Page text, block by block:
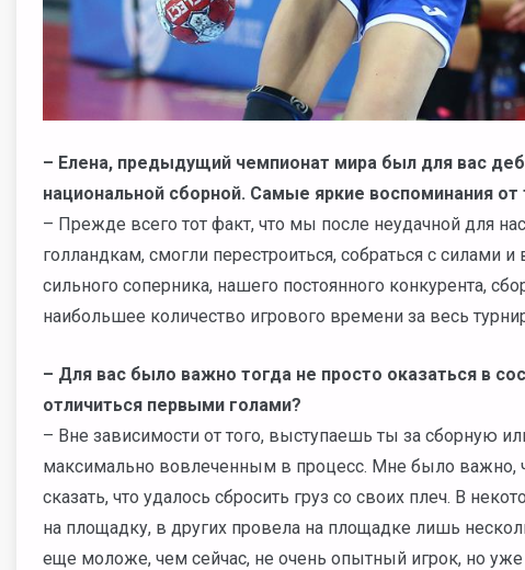
– Елена, предыдущий чемпионат мира был для вас
национальной сборной. Самые яркие воспоминания от
– Прежде всего тот факт, что мы после неудачной для
голландкам, смогли перестроиться, собраться с силами
сильного соперника, нашего постоянного конкурента,
наибольшее количество игрового времени за весь
– Для вас было важно тогда не просто оказаться в
отличиться первыми голами?
– Вне зависимости от того, выступаешь ты за сборную
максимально вовлеченным в процесс. Мне было важно,
сказать, что удалось сбросить груз со своих плеч. В
на площадку, в других провела на площадке лишь
еще моложе, чем сейчас, не очень опытный игрок, но